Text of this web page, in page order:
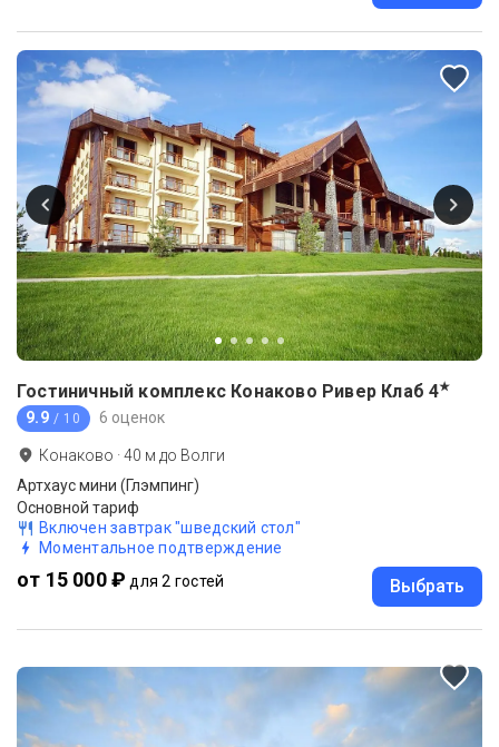
Гостиничный комплекс Конаково Ривер Клаб 4★
9.9 / 10 6 оценок
Конаково ·40 м до Волги
Артхаус мини (Глэмпинг)
Основной тариф
Включен завтрак "шведский стол"
Моментальное подтверждение
от 15 000 ₽ для 2 гостей Выбрать